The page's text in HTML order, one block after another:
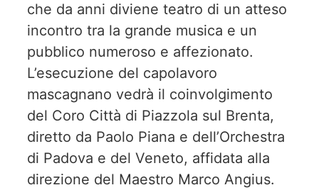
che da anni diviene teatro di un atteso
incontro tra la grande musica e un
pubblico numeroso e affezionato.
L’esecuzione del capolavoro
mascagnano vedrà il coinvolgimento
del Coro Città di Piazzola sul Brenta,
diretto da Paolo Piana e dell’Orchestra
di Padova e del Veneto, affidata alla
direzione del Maestro Marco Angius.